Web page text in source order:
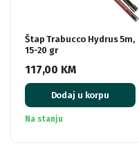
Štap Trabucco Hydrus 5m,
15-20 gr
117,00 KM
Dodaj u korpu
Na stanju